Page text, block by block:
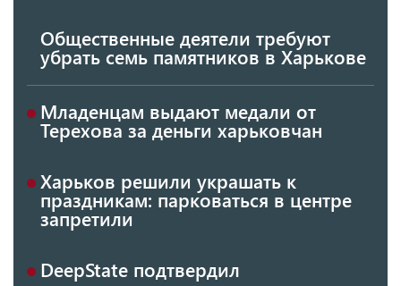
Общественные деятели требуют
убрать семь памятников в Харькове
Младенцам выдают медали от
Терехова за деньги харьковчан
Харьков решили украшать к
праздникам: парковаться в центре
запретили
DeepState подтвердил